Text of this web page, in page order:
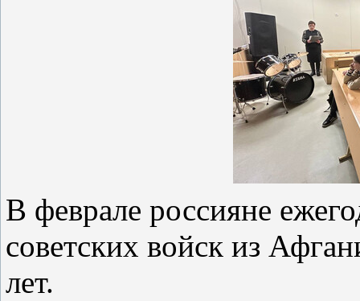
В феврале россияне
советских войск из
лет.